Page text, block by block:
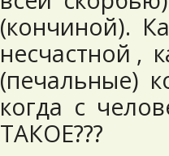
(кончиной).
несчастной ,
(печальные)
когда с
ТАКОЕ???